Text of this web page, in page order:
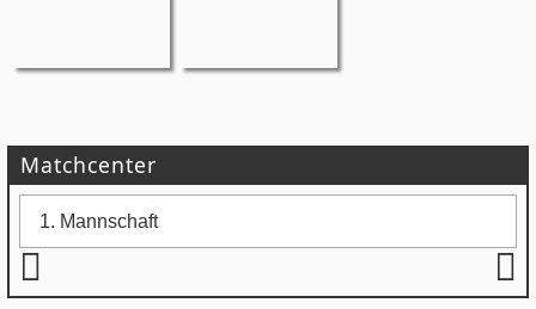
Matchcenter